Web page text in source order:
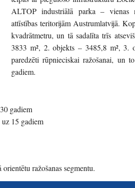
ALTOP industriālā parka – vienas
attīstības teritorijām Austrumlatvijā.
kvadrātmetru, un tā sadalīta trīs
3833 m², 2. objekts – 3485,8 m²,
paredzēti rūpnieciskai ražošanai, un
gadiem.
gadiem
15 gadiem
ražošanas segmentu.